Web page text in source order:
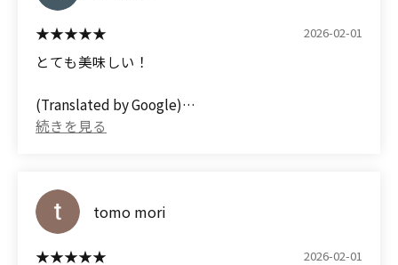
2026-02-01
とても美味しい！
(Translated by Google)
It's delicious!
tomo mori
2026-02-01